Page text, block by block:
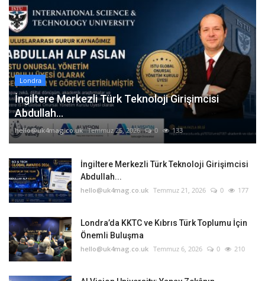
Londra
İngiltere Merkezli Türk Teknoloji Girişimcisi
Abdullah...
hello@uk4mag.co.uk Temmuz 25, 2026 0 133
İngiltere Merkezli Türk Teknoloji Girişimcisi
Abdullah...
hello@uk4mag.co.uk Temmuz 21, 2026 0 177
Londra’da KKTC ve Kıbrıs Türk Toplumu İçin
Önemli Buluşma
hello@uk4mag.co.uk Temmuz 6, 2026 0 210